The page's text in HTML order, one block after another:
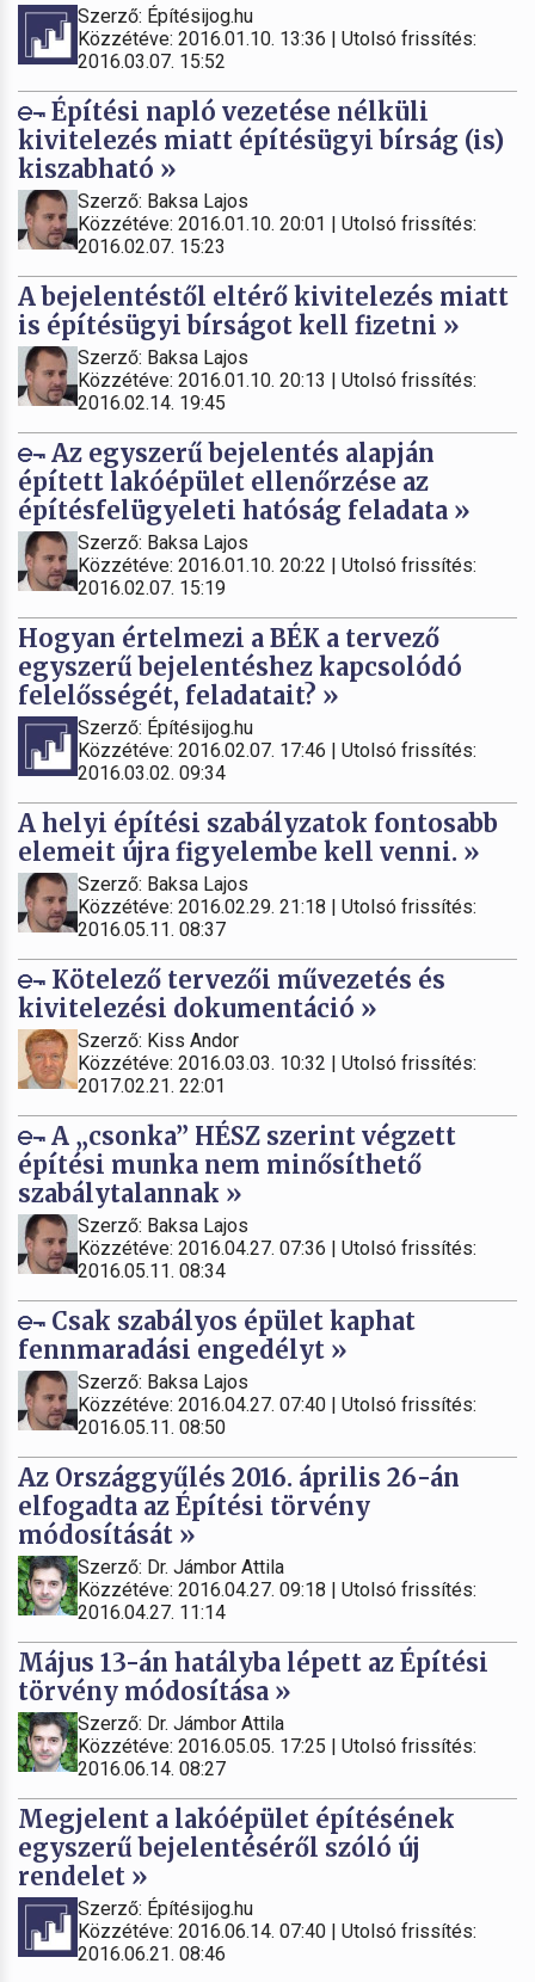
Szerző: Építésijog.hu
Közzétéve: 2016.01.10. 13:36 | Utolsó frissítés:
2016.03.07. 15:52
Építési napló vezetése nélküli
kivitelezés miatt építésügyi bírság (is)
kiszabható »
Szerző: Baksa Lajos
Közzétéve: 2016.01.10. 20:01 | Utolsó frissítés:
2016.02.07. 15:23
A bejelentéstől eltérő kivitelezés miatt
is építésügyi bírságot kell fizetni »
Szerző: Baksa Lajos
Közzétéve: 2016.01.10. 20:13 | Utolsó frissítés:
2016.02.14. 19:45
Az egyszerű bejelentés alapján
épített lakóépület ellenőrzése az
építésfelügyeleti hatóság feladata »
Szerző: Baksa Lajos
Közzétéve: 2016.01.10. 20:22 | Utolsó frissítés:
2016.02.07. 15:19
Hogyan értelmezi a BÉK a tervező
egyszerű bejelentéshez kapcsolódó
felelősségét, feladatait? »
Szerző: Építésijog.hu
Közzétéve: 2016.02.07. 17:46 | Utolsó frissítés:
2016.03.02. 09:34
A helyi építési szabályzatok fontosabb
elemeit újra figyelembe kell venni. »
Szerző: Baksa Lajos
Közzétéve: 2016.02.29. 21:18 | Utolsó frissítés:
2016.05.11. 08:37
Kötelező tervezői művezetés és
kivitelezési dokumentáció »
Szerző: Kiss Andor
Közzétéve: 2016.03.03. 10:32 | Utolsó frissítés:
2017.02.21. 22:01
A „csonka” HÉSZ szerint végzett
építési munka nem minősíthető
szabálytalannak »
Szerző: Baksa Lajos
Közzétéve: 2016.04.27. 07:36 | Utolsó frissítés:
2016.05.11. 08:34
Csak szabályos épület kaphat
fennmaradási engedélyt »
Szerző: Baksa Lajos
Közzétéve: 2016.04.27. 07:40 | Utolsó frissítés:
2016.05.11. 08:50
Az Országgyűlés 2016. április 26-án
elfogadta az Építési törvény
módosítását »
Szerző: Dr. Jámbor Attila
Közzétéve: 2016.04.27. 09:18 | Utolsó frissítés:
2016.04.27. 11:14
Május 13-án hatályba lépett az Építési
törvény módosítása »
Szerző: Dr. Jámbor Attila
Közzétéve: 2016.05.05. 17:25 | Utolsó frissítés:
2016.06.14. 08:27
Megjelent a lakóépület építésének
egyszerű bejelentéséről szóló új
rendelet »
Szerző: Építésijog.hu
Közzétéve: 2016.06.14. 07:40 | Utolsó frissítés:
2016.06.21. 08:46